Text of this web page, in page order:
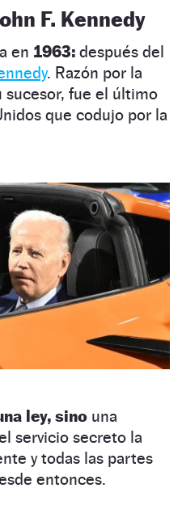
F. Kennedy
en 1963: después del
. Razón por la
sucesor, fue el último
que codujo por la
ley, sino una
servicio secreto la
y todas las partes
entonces.